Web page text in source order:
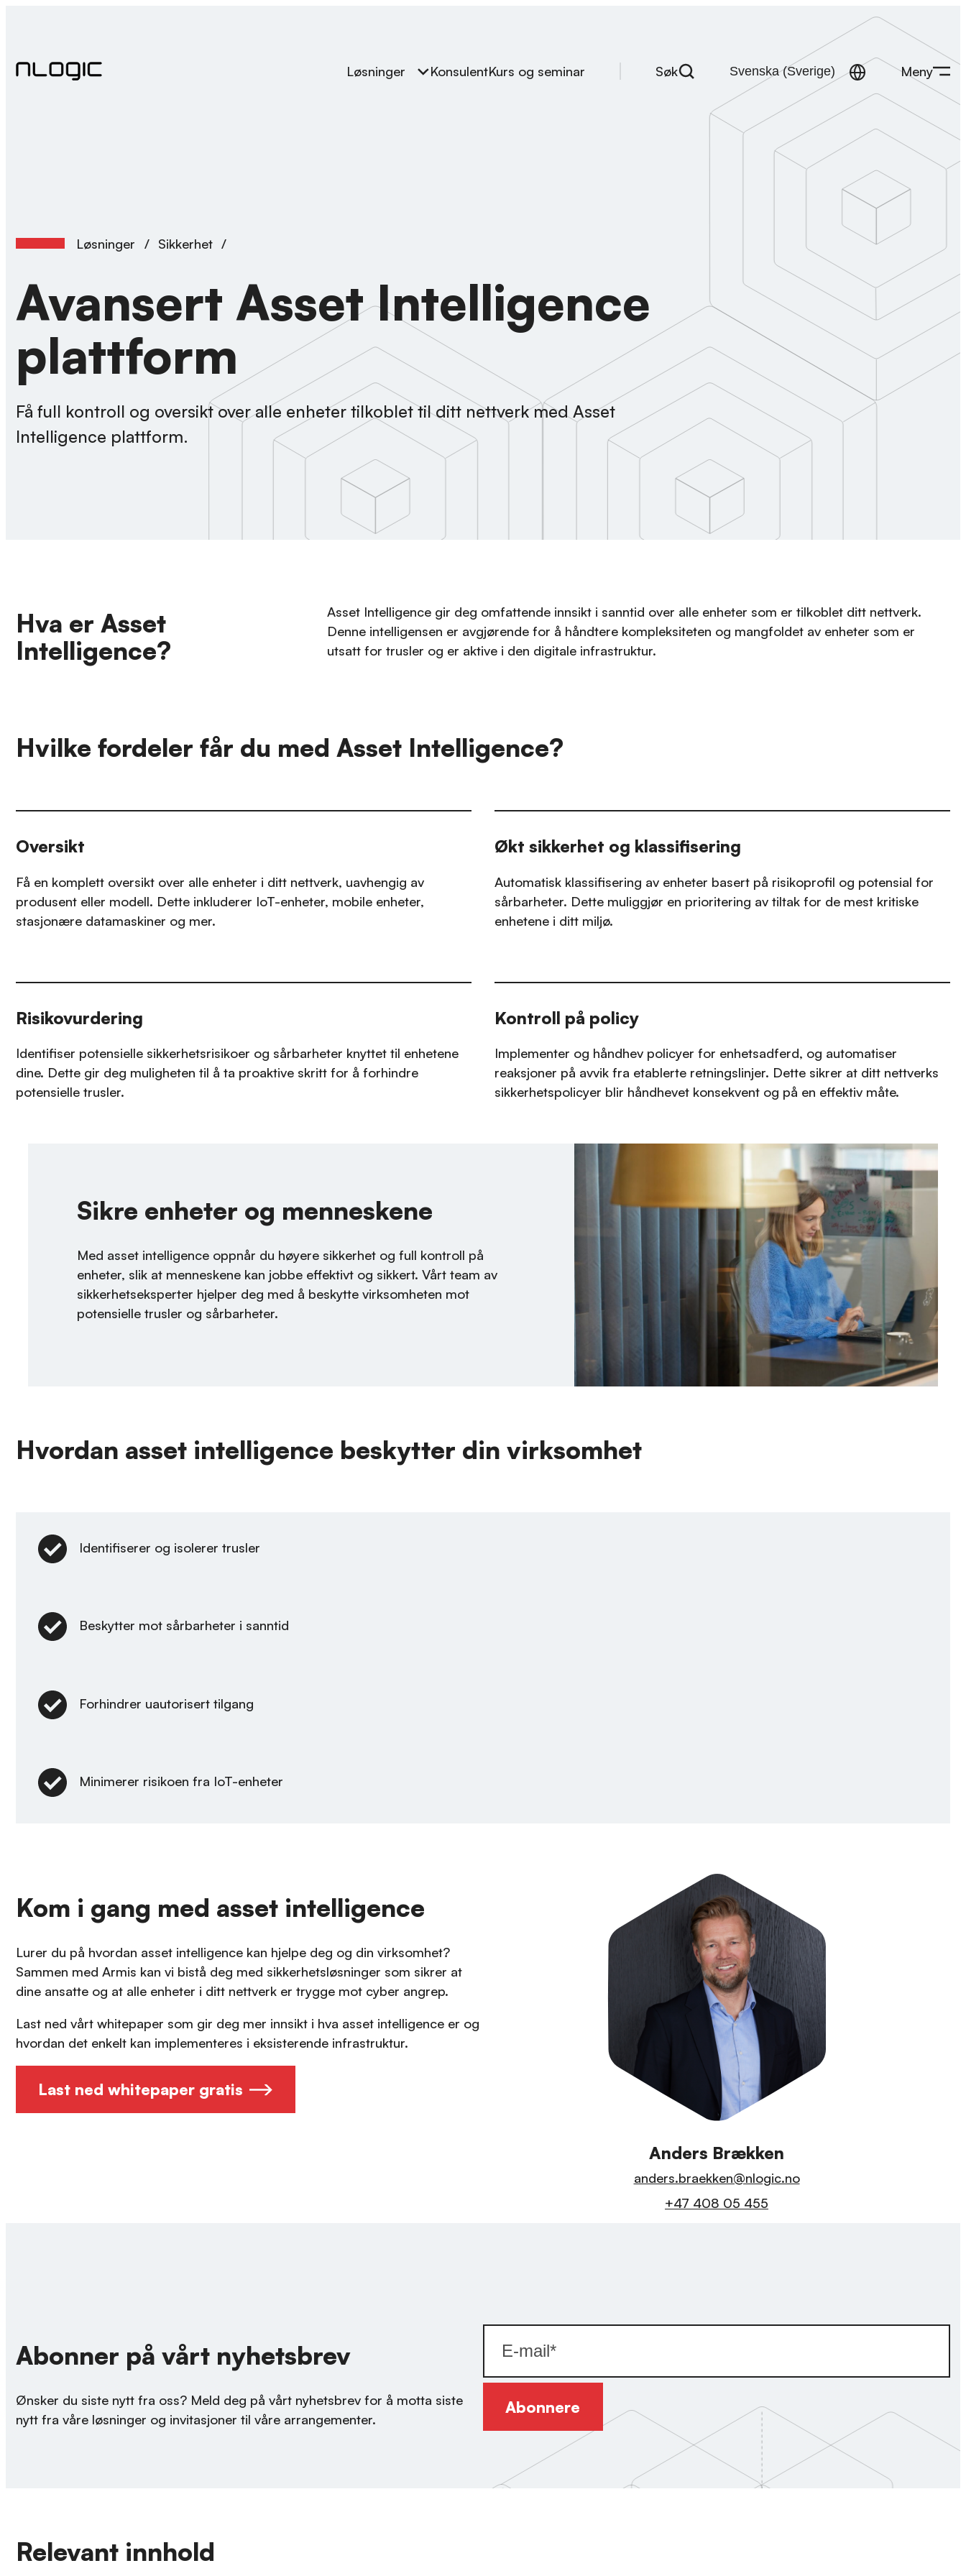
Løsninger
KonsulentKurs og seminar Søk Meny
Løsninger / Sikkerhet /
Avansert Asset Intelligence
plattform
Få full kontroll og oversikt over alle enheter tilkoblet til ditt nettverk med Asset
Intelligence plattform.
Hva er Asset
Intelligence?
Asset Intelligence gir deg omfattende innsikt i sanntid over alle enheter som er tilkoblet ditt nettverk.
Denne intelligensen er avgjørende for å håndtere kompleksiteten og mangfoldet av enheter som er
utsatt for trusler og er aktive i den digitale infrastruktur.
Hvilke fordeler får du med Asset Intelligence?
Oversikt
Få en komplett oversikt over alle enheter i ditt nettverk, uavhengig av
produsent eller modell. Dette inkluderer IoT-enheter, mobile enheter,
stasjonære datamaskiner og mer.
Økt sikkerhet og klassifisering
Automatisk klassifisering av enheter basert på risikoprofil og potensial for
sårbarheter. Dette muliggjør en prioritering av tiltak for de mest kritiske
enhetene i ditt miljø.
Risikovurdering
Identifiser potensielle sikkerhetsrisikoer og sårbarheter knyttet til enhetene
dine. Dette gir deg muligheten til å ta proaktive skritt for å forhindre
potensielle trusler.
Kontroll på policy
Implementer og håndhev policyer for enhetsadferd, og automatiser
reaksjoner på avvik fra etablerte retningslinjer. Dette sikrer at ditt nettverks
sikkerhetspolicyer blir håndhevet konsekvent og på en effektiv måte.
Sikre enheter og menneskene
Med asset intelligence oppnår du høyere sikkerhet og full kontroll på
enheter, slik at menneskene kan jobbe effektivt og sikkert. Vårt team av
sikkerhetseksperter hjelper deg med å beskytte virksomheten mot
potensielle trusler og sårbarheter.
Hvordan asset intelligence beskytter din virksomhet
Identifiserer og isolerer trusler
Beskytter mot sårbarheter i sanntid
Forhindrer uautorisert tilgang
Minimerer risikoen fra IoT-enheter
Kom i gang med asset intelligence
Lurer du på hvordan asset intelligence kan hjelpe deg og din virksomhet?
Sammen med Armis kan vi bistå deg med sikkerhetsløsninger som sikrer at
dine ansatte og at alle enheter i ditt nettverk er trygge mot cyber angrep.
Last ned vårt whitepaper som gir deg mer innsikt i hva asset intelligence er og
hvordan det enkelt kan implementeres i eksisterende infrastruktur.
Last ned whitepaper gratis
Anders Brækken
anders.braekken@nlogic.no
+47 408 05 455
Abonner på vårt nyhetsbrev
Ønsker du siste nytt fra oss? Meld deg på vårt nyhetsbrev for å motta siste
nytt fra våre løsninger og invitasjoner til våre arrangementer.
Relevant innhold